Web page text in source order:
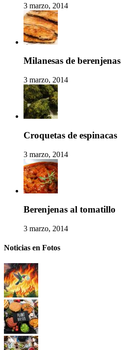
3 marzo, 2014
Milanesas de berenjenas
3 marzo, 2014
Croquetas de espinacas
3 marzo, 2014
Berenjenas al tomatillo
3 marzo, 2014
Noticias en Fotos